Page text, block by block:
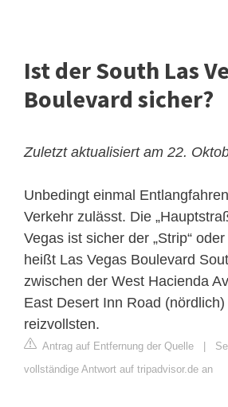
Ist der South Las
Boulevard sicher?
Zuletzt aktualisiert am 22.
Unbedingt einmal
Verkehr zulässt. Die
Vegas ist sicher der „Strip“ oder
heißt Las Vegas Boulevard
zwischen der West Hacienda
East Desert Inn Road
reizvollsten.
Antrag auf Entfernung der Quelle
vollständige Antwort auf tripadvisor.de an